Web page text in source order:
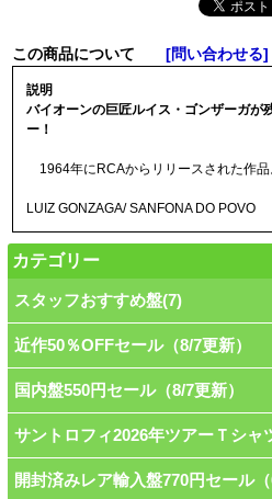
この商品について [問い合わせる]
説明
バイオーンの巨匠ルイス・ゴンザーガが
ー！
1964年にRCAからリリースされた作品
LUIZ GONZAGA/ SANFONA DO POVO
カテゴリー
スタッフおすすめ盤(7)
近作50％OFFセール（8/7更新）
国内盤550円セール（8/7更新）
サントロフィ2026年ツアーＴシャ
開封済みレア輸入盤770円セール（